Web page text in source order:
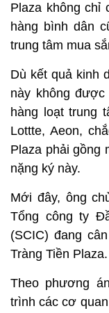
Plaza không chỉ
hàng bình dân
trung tâm mua
Dù kết quả kinh
này không
hàng loạt trung
Lottte, Aeon,
Plaza phải gồng
nặng ký này.
Mới đây, ông
Tổng công ty
(SCIC) đang
Tràng Tiền Plaza.
Theo phương
trình các cơ